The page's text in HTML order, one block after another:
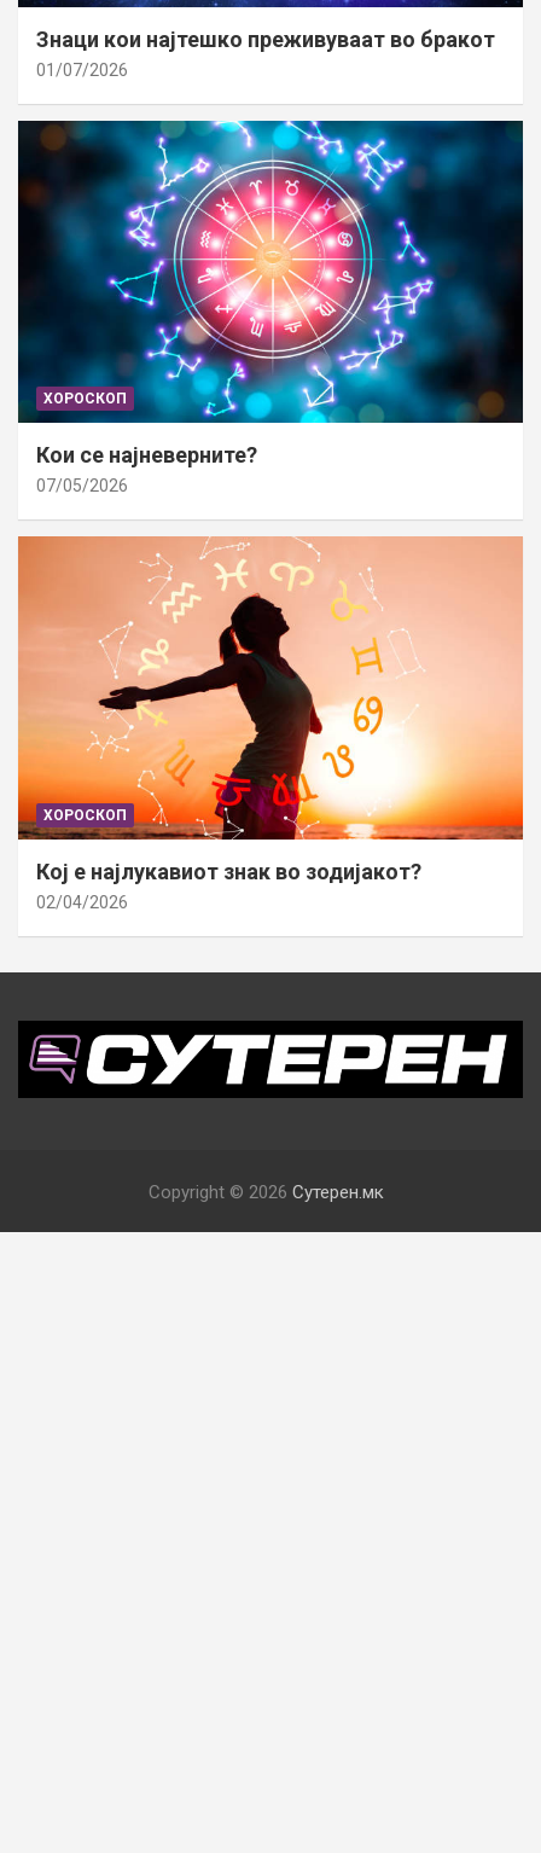
Знаци кои најтешко преживуваат во бракот
01/07/2026
ХОРОСКОП
Кои се најневерните?
07/05/2026
ХОРОСКОП
Кој е најлукавиот знак во зодијакот?
02/04/2026
Copyright © 2026 Сутерен.мк